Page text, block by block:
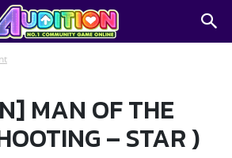
MAN OF THE
– STAR )